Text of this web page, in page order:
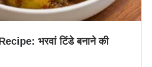
भरवां टिंडे बनाने की